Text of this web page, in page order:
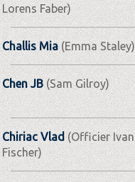
Lorens Faber)
Challis Mia(Emma Staley)
Chen JB (Sam Gilroy)
Chiriac Vlad (Officier Ivan
Fischer)